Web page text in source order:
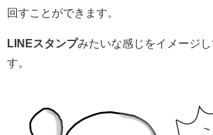
回すことができます。
LINEスタンプみたいな感じをイメージ
す。